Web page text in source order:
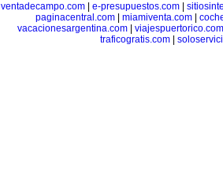
ventadecampo.com
e-presupuestos.com
paginacentral.com| miamiventa.com|
vacacionesargentina.com
viajespuertorico.com
traficogratis.com|